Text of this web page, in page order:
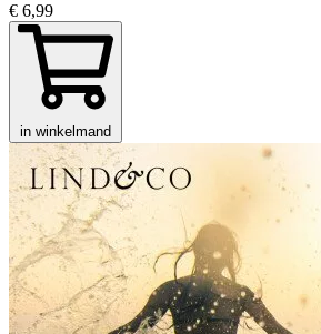
€ 6,99
in winkelmand